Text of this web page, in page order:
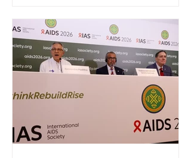
(OMC), contestando duas medidas
tarifárias adotadas pelo país norte-
americano com base na Seção 301 da
Lei de Comércio de 1974. Segundo nota
divulgada pelo Ministério das Relações
Exteriores, o Brasil considera que as
incompatíveis com as obrigações
assumidas pelos Estados Unid